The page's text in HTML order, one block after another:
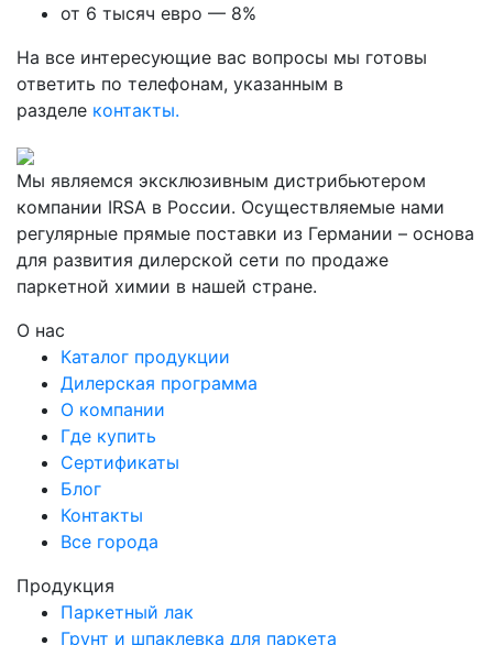
от 6 тысяч евро — 8%
На все интересующие вас вопросы мы готовы
ответить по телефонам, указанным в
разделе контакты.
Мы являемся эксклюзивным дистрибьютером
компании IRSA в России. Осуществляемые нами
регулярные прямые поставки из Германии – основа
для развития дилерской сети по продаже
паркетной химии в нашей стране.
О нас
Каталог продукции
Дилерская программа
О компании
Где купить
Сертификаты
Блог
Контакты
Все города
Продукция
Паркетный лак
Грунт и шпаклевка для паркета